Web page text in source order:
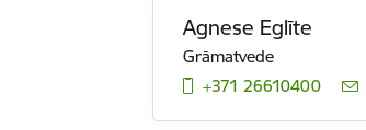
Agnese Eglīte
Grāmatvede
+371 26610400